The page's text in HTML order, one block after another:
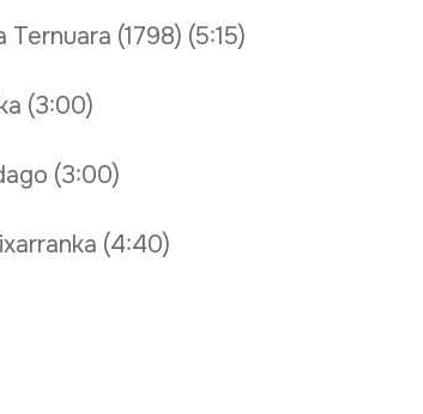
(1798) (5:15)
(3:00)
(3:00)
(4:40)